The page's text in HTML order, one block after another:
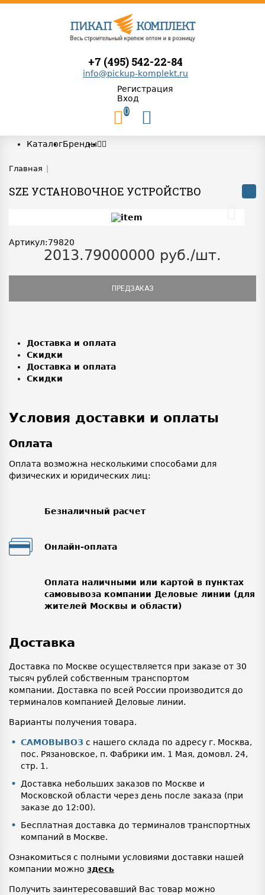
+7 (495) 542-22-84
info@pickup-komplekt.ru
Регистрация
Вход
0
КаталогБренды
Главная
SZE УСТАНОВОЧНОЕ УСТРОЙСТВО
Артикул:79820
2013.79000000 руб./шт.
ПРЕДЗАКАЗ
Доставка и оплата
Скидки
Доставка и оплата
Скидки
Условия доставки и оплаты
Оплата
Оплата возможна несколькими способами для
физических и юридических лиц:
Безналичный расчет
Онлайн-оплата
Оплата наличными или картой в пунктах
самовывоза компании Деловые линии (для
жителей Москвы и области)
Доставка
Доставка по Москве осуществляется при заказе от 30
тысяч рублей собственным транспортом
компании. Доставка по всей России производится до
терминалов компанией Деловые линии.
Варианты получения товара.
САМОВЫВОЗ с нашего склада по адресу г. Москва,
пос. Рязановское, п. Фабрики им. 1 Мая, домовл. 24,
стр. 1.
Доставка небольших заказов по Москве и
Московской области через день после заказа (при
заказе до 12:00).
Бесплатная доставка до терминалов транспортных
компаний в Москве.
Ознакомиться с полными условиями доставки нашей
компании можно здесь
Получить заинтересовавший Вас товар можно